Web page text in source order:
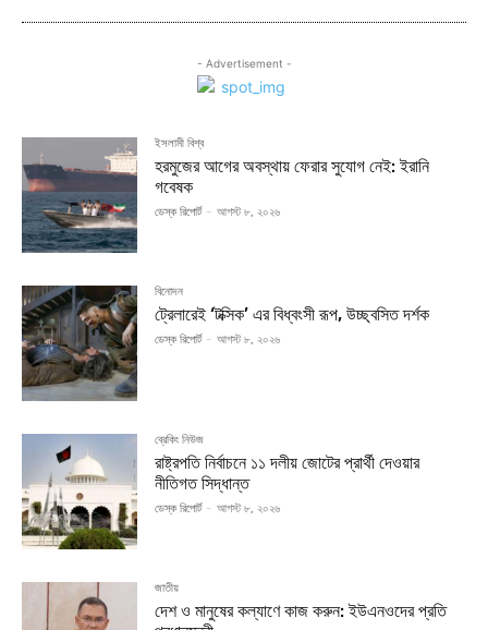
- Advertisement -
ইসলামী বিশ্ব
হরমুজের আগের অবস্থায় ফেরার সুযোগ নেই: ইরানি
গবেষক
ডেস্ক রিপোর্ট - আগস্ট ৮, ২০২৬
বিনোদন
ট্রেলারেই ‘টক্সিক’ এর বিধ্বংসী রূপ, উচ্ছ্বসিত দর্শক
ডেস্ক রিপোর্ট - আগস্ট ৮, ২০২৬
ব্রেকিং নিউজ
রাষ্ট্রপতি নির্বাচনে ১১ দলীয় জোটের প্রার্থী দেওয়ার
নীতিগত সিদ্ধান্ত
ডেস্ক রিপোর্ট - আগস্ট ৮, ২০২৬
জাতীয়
দেশ ও মানুষের কল্যাণে কাজ করুন: ইউএনওদের প্রতি